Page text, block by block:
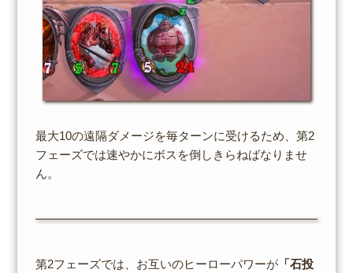
最大10の遠隔ダメージを毎ターンに受けるため、第2
フェーズでは速やかにボスを倒しきらねばなりませ
ん。
第2フェーズでは、お互いのヒーローパワーが「石投